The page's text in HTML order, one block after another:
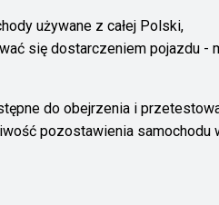
używane z całej Polski,
się dostarczeniem pojazdu -
do obejrzenia i
pozostawienia samochodu